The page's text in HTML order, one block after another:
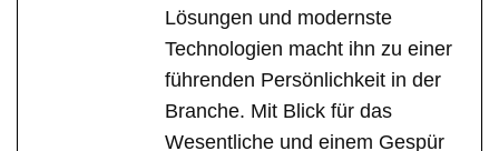
Lösungen und modernste
Technologien macht ihn zu einer
führenden Persönlichkeit in der
Branche. Mit Blick für das
Wesentliche und einem Gespür